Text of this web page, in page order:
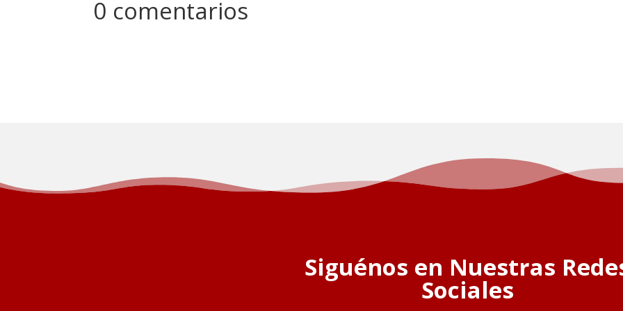
0 comentarios
Siguénos en Nuestras
Sociales